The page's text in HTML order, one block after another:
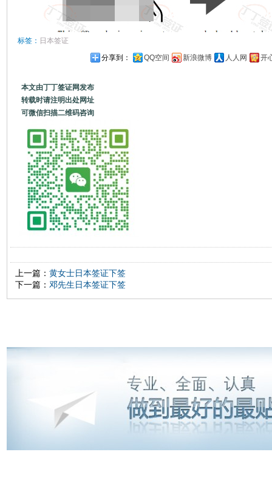
标签： 日本签证
分享到：
QQ空间 新浪微博 人人网 开
本文由丁丁签证网发布
转载时请注明出处网址
可微信扫描二维码咨询
上一篇： 黄女士日本签证下签
下一篇： 邓先生日本签证下签